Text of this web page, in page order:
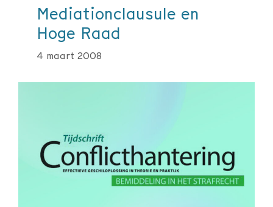
Mediationclausule en
Hoge Raad
4 maart 2008